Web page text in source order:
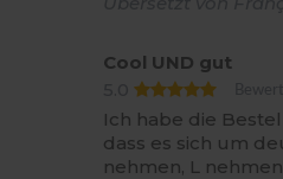
Cool UND gut
5.0
Ich habe die
dass es sich um
nehmen, L